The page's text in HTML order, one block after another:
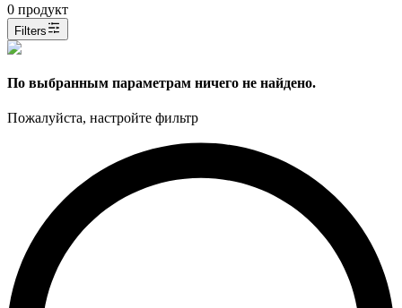
0 продукт
Filters
По выбранным параметрам ничего не найдено.
Пожалуйста, настройте фильтр